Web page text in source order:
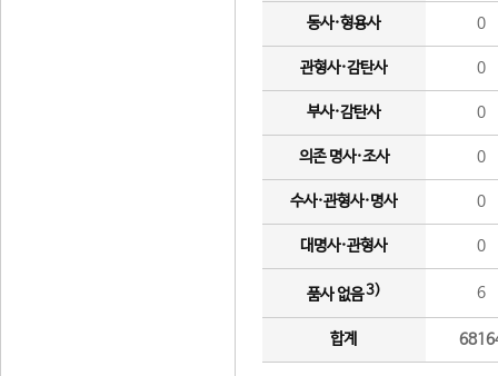
동사·형용사 0
관형사·감탄사 0
부사·감탄사 0
의존 명사·조사 0
수사·관형사·명사 0
대명사·관형사 0
품사 없음3) 6
합계